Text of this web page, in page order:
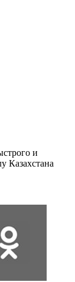
и
Казахстана